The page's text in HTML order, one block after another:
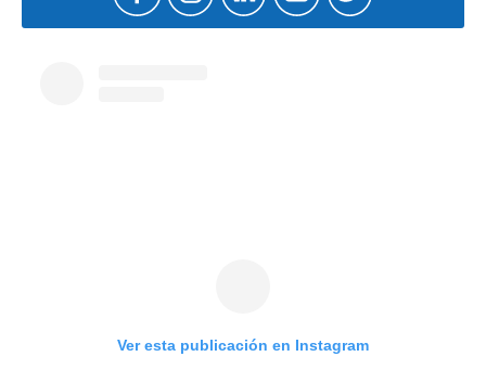
Ver esta publicación en Instagram